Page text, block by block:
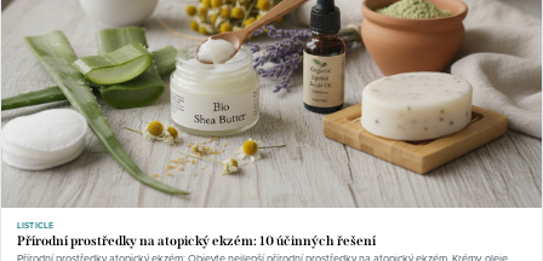
LISTICLE
Přírodní prostředky na atopický ekzém: 10 účinných řešení